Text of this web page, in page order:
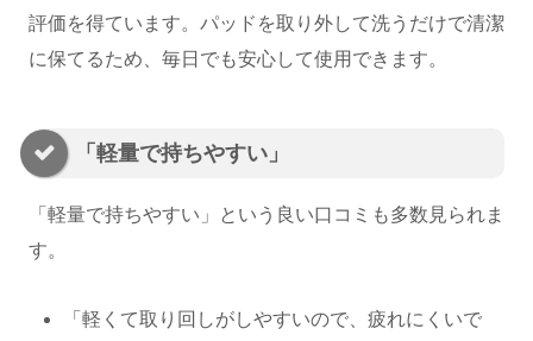
評価を得ています。パッドを取り外して洗うだけで清潔
に保てるため、毎日でも安心して使用できます。
「軽量で持ちやすい」
「軽量で持ちやすい」という良い口コミも多数見られま
す。
「軽くて取り回しがしやすいので、疲れにくいで